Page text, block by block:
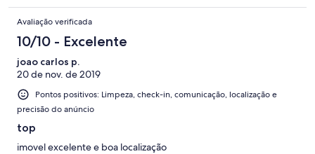
Avaliação verificada
10/10 - Excelente
joao carlos p.
20 de nov. de 2019
Pontos positivos: Limpeza, check-in, comunicação, localização e
precisão do anúncio
top
imovel excelente e boa localização